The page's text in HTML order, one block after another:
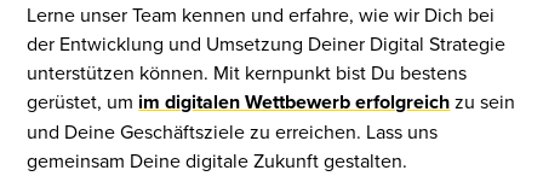
Lerne unser Team kennen und erfahre, wie wir Dich bei
der Entwicklung und Umsetzung Deiner Digital Strategie
unterstützen können. Mit kernpunkt bist Du bestens
gerüstet, um im digitalen Wettbewerb erfolgreichzu sein
und Deine Geschäftsziele zu erreichen. Lass uns
gemeinsam Deine digitale Zukunft gestalten.